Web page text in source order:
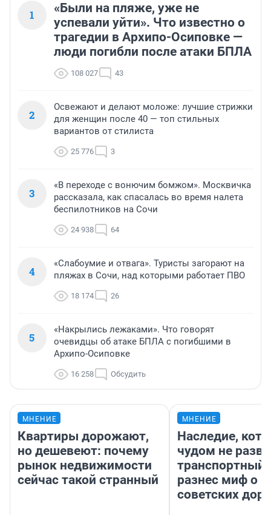
1
«Были на пляже, уже не
успевали уйти». Что известно о
трагедии в Архипо-Осиповке —
люди погибли после атаки БПЛА
108 027 43
2
Освежают и делают моложе: лучшие стрижки
для женщин после 40 — топ стильных
вариантов от стилиста
25 776 3
3
«В переходе с вонючим бомжом». Москвичка
рассказала, как спасалась во время налета
беспилотников на Сочи
24 938 64
4
«Слабоумие и отвага». Туристы загорают на
пляжах в Сочи, над которыми работает ПВО
18 174 26
5
«Накрылись лежаками». Что говорят
очевидцы об атаке БПЛА с погибшими в
Архипо-Осиповке
16 258 Обсудить
МНЕНИЕ
Квартиры дорожают,
но дешевеют: почему
рынок недвижимости
сейчас такой странный
МНЕНИЕ
Наследие,
чудом не
транспортный
разнес миф о
советских